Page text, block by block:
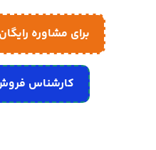
برای مشاوره
کارشناس